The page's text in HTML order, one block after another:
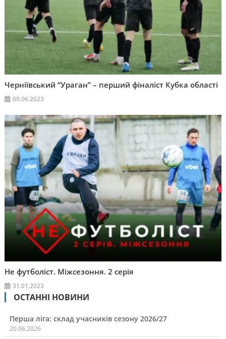
Черніївський “Ураган” – перший фіналіст Кубка області
09.06.2023
Не футболіст. Міжсезоння. 2 серія
31.01.2023
ОСТАННІ НОВИНИ
Перша ліга: склад учасників сезону 2026/27
20.06.2026